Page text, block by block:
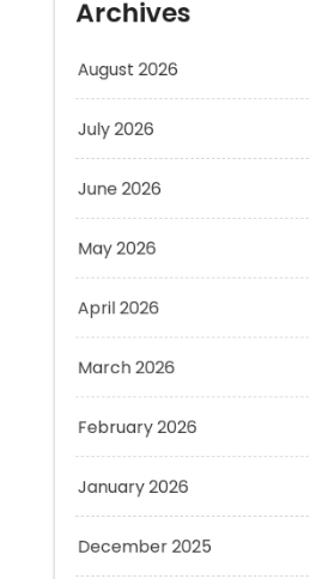
July 2026
June 2026
May 2026
April 2026
January 2026
December 2025